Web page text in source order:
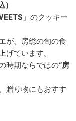
」のクッキー
が、房総の旬の食
げています。
時期ならではの“房
贈り物にもおすす